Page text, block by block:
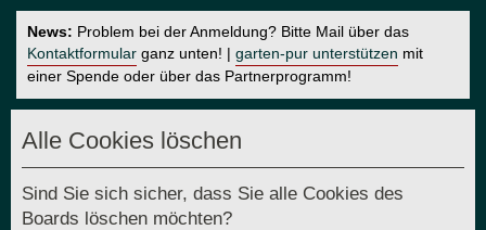
News: Problem bei der Anmeldung? Bitte Mail über das
Kontaktformular ganz unten! | garten-pur unterstützen mit
einer Spende oder über das Partnerprogramm!
Alle Cookies löschen
Sind Sie sich sicher, dass Sie alle Cookies des
Boards löschen möchten?